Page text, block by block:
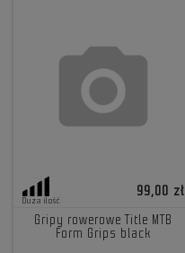
Duża ilość
99,00 zł
Gripy rowerowe Title MTB
Form Grips black